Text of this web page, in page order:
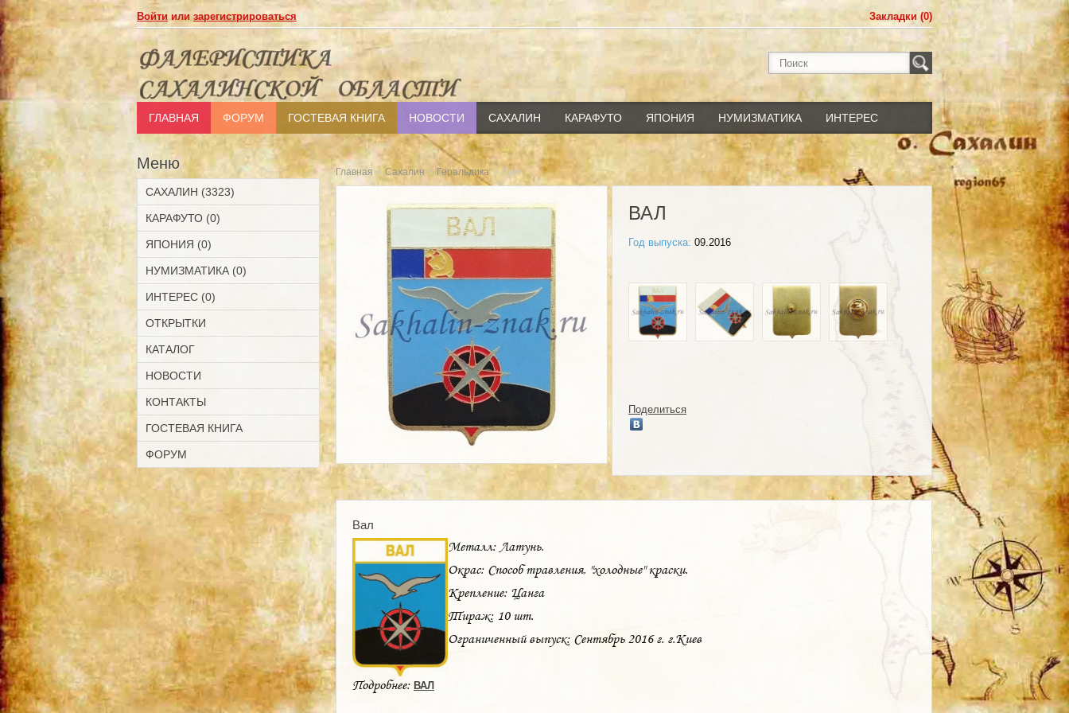
Войти илизарегистрироваться Закладки (0)
ГЛАВНАЯ ФОРУМ ГОСТЕВАЯ КНИГА НОВОСТИ САХАЛИН КАРАФУТО ЯПОНИЯ НУМИЗМАТИКА ИНТЕРЕС
Меню
САХАЛИН (3323)
КАРАФУТО (0)
ЯПОНИЯ (0)
НУМИЗМАТИКА (0)
ИНТЕРЕС (0)
ОТКРЫТКИ
КАТАЛОГ
НОВОСТИ
КОНТАКТЫ
ГОСТЕВАЯ КНИГА
ФОРУМ
Главная » Сахалин » Геральдика» Вал
ВАЛ
Год выпуска: 09.2016
Поделиться
Вал
Металл: Латунь.
Окрас: Способ травления, "холодные" краски.
Крепление: Цанга
Тираж: 10 шт.
Ограниченный выпуск: Сентябрь 2016 г. г.Киев
Подробнее: ВАЛ